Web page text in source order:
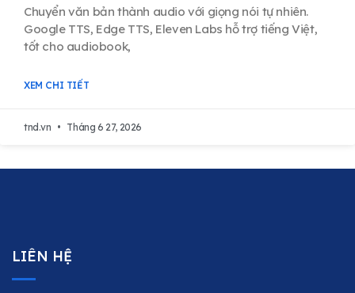
Chuyển văn bản thành audio với giọng nói tự nhiên.
Google TTS, Edge TTS, Eleven Labs hỗ trợ tiếng Việt,
tốt cho audiobook,
XEM CHI TIẾT
tnd.vn Tháng 6 27, 2026
LIÊN HỆ